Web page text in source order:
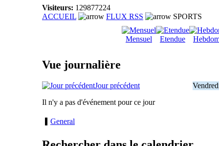
Visiteurs: 129877224
ACCUEIL
FLUX RSS SPORTS
Mensuel Etendue
Vue journalière
Jour précédent
Il n'y a pas d'événement pour ce jour
General